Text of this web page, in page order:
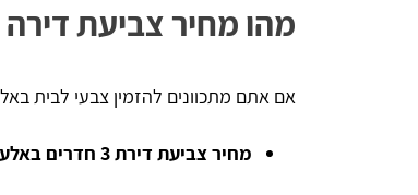
מהו מחיר צביעת
אם אתם מתכוונים להזמין צבעי לבית
מחיר צביעת דירת 3 חדרים באלעד: